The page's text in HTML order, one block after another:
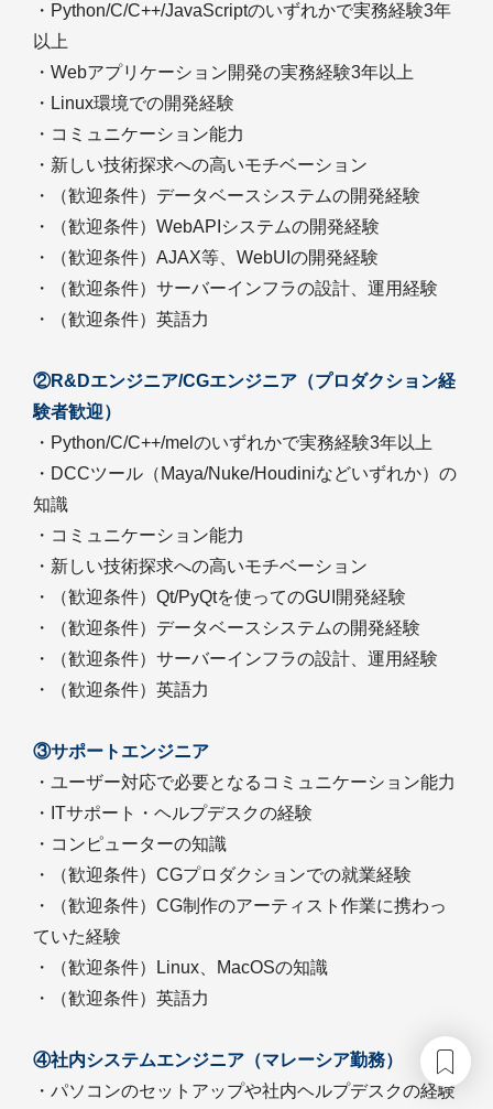
・Python/C/C++/JavaScriptのいずれかで実務経験3年
以上
・Webアプリケーション開発の実務経験3年以上
・Linux環境での開発経験
・コミュニケーション能力
・新しい技術探求への高いモチベーション
・（歓迎条件）データベースシステムの開発経験
・（歓迎条件）WebAPIシステムの開発経験
・（歓迎条件）AJAX等、WebUIの開発経験
・（歓迎条件）サーバーインフラの設計、運用経験
・（歓迎条件）英語力
②R&Dエンジニア/CGエンジニア（プロダクション経
験者歓迎）
・Python/C/C++/melのいずれかで実務経験3年以上
・DCCツール（Maya/Nuke/Houdiniなどいずれか）の
知識
・コミュニケーション能力
・新しい技術探求への高いモチベーション
・（歓迎条件）Qt/PyQtを使ってのGUI開発経験
・（歓迎条件）データベースシステムの開発経験
・（歓迎条件）サーバーインフラの設計、運用経験
・（歓迎条件）英語力
③サポートエンジニア
・ユーザー対応で必要となるコミュニケーション能力
・ITサポート・ヘルプデスクの経験
・コンピューターの知識
・（歓迎条件）CGプロダクションでの就業経験
・（歓迎条件）CG制作のアーティスト作業に携わっ
ていた経験
・（歓迎条件）Linux、MacOSの知識
・（歓迎条件）英語力
④社内システムエンジニア（マレーシア勤務）
・パソコンのセットアップや社内ヘルプデスクの経験